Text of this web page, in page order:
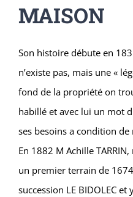
MAISON
Son histoire débute en
n’existe pas, mais une «
fond de la propriété on
habillé et avec lui un mot
ses besoins a condition
En 1882 M Achille
un premier terrain de
succession LE BIDOLEC